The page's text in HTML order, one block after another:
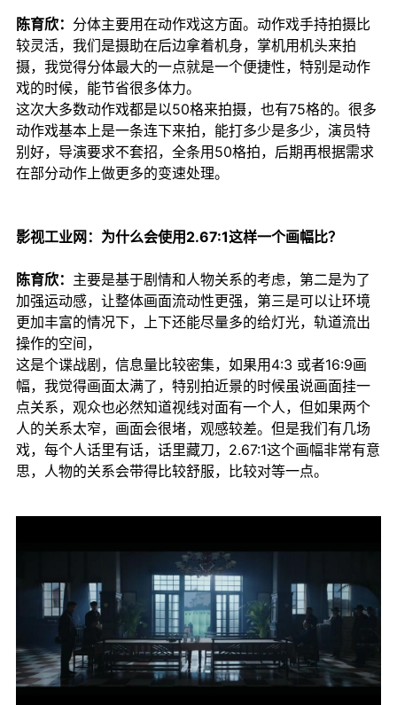
陈育欣： 分体主要用在动作戏这方面。动作戏手持拍摄比
较灵活，我们是摄助在后边拿着机身，掌机用机头来拍
摄，我觉得分体最大的一点就是一个便捷性，特别是动作
戏的时候，能节省很多体力。
这次大多数动作戏都是以50格来拍摄，也有75格的。 很多
动作戏基本上是一条连下来拍，能打多少是多少，演员特
别好，导演要求不套招，全条用50格拍，后期再根据需求
在部分动作上做更多的变速处理。
影视工业网：为什么会使用2.67:1这样一个画幅比？
陈育欣： 主要是基于剧情和人物关系的考虑，第二是为了
加强运动感，让整体画面流动性更强，第三是可以让环境
更加丰富的情况下，上下还能尽量多的给灯光，轨道流出
操作的空间，
这是个谍战剧，信息量比较密集，如果用4:3 或者16:9画
幅，我觉得画面太满了，特别拍近景的时候虽说画面挂一
点关系，观众也必然知道视线对面有一个人，但如果两个
人的关系太窄，画面会很堵，观感较差。但是我们有几场
戏，每个人话里有话，话里藏刀，2.67:1这个画幅非常有意
思，人物的关系会带得比较舒服，比较对等一点。